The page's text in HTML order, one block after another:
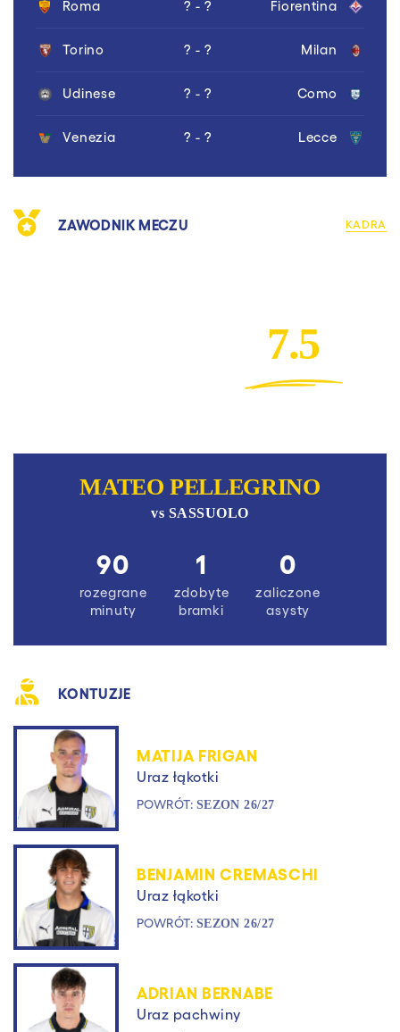
Roma ? - ? Fiorentina
Torino ? - ? Milan
Udinese ? - ? Como
Venezia ? - ? Lecce
ZAWODNIK MECZU KADRA
7.5
MATEO PELLEGRINO
vs SASSUOLO
90
rozegrane
minuty
1
zdobyte
bramki
0
zaliczone
asysty
KONTUZJE
MATIJA FRIGAN
Uraz łąkotki
POWRÓT: SEZON 26/27
BENJAMIN CREMASCHI
Uraz łąkotki
POWRÓT: SEZON 26/27
ADRIAN BERNABE
Uraz pachwiny